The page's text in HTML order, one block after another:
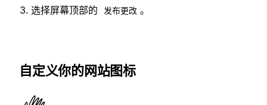
选择屏幕顶部的
发布更改 。
自定义你的网站图标